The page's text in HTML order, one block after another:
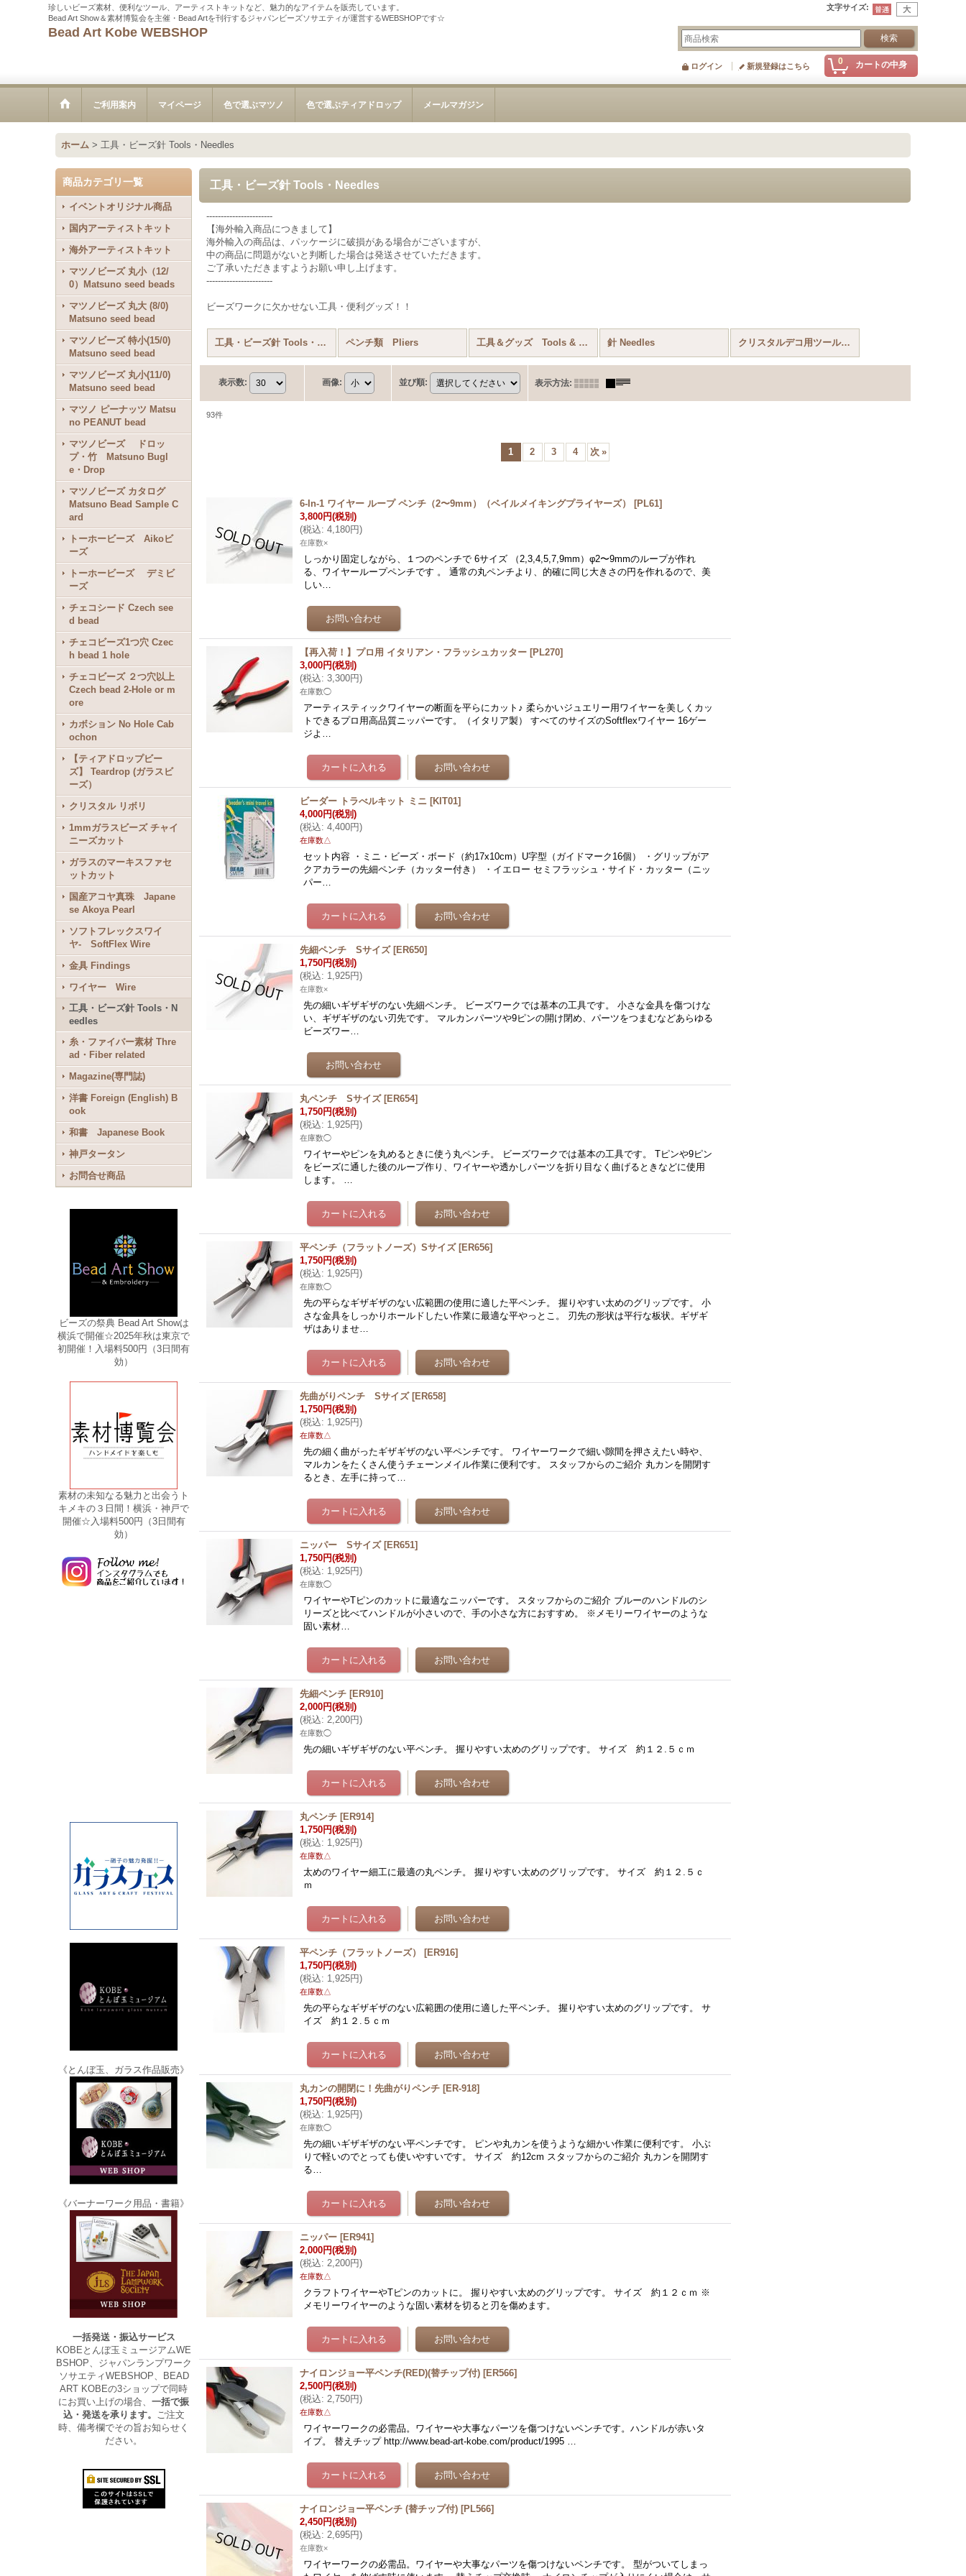
珍しいビーズ素材、便利なツール、アーティストキットなど、魅力的なアイテムを販売しています。
Bead Art Show＆素材博覧会を主催・Bead Artを刊行するジャパンビーズソサエティが運営するWEBSHOPです☆
文字サイズ:
Bead Art Kobe WEBSHOP
0 カートの中身
ログイン 新規登録はこちら
ご利用案内 マイページ 色で選ぶマツノ 色で選ぶティアドロップ メールマガジン
ホーム > 工具・ビーズ針 Tools・Needles
商品カテゴリ一覧
イベントオリジナル商品
国内アーティストキット
海外アーティストキット
マツノビーズ 丸小（12/
0）Matsuno seed beads
マツノビーズ 丸大 (8/0)
Matsuno seed bead
マツノビーズ 特小(15/0)
Matsuno seed bead
マツノビーズ 丸小(11/0)
Matsuno seed bead
マツノ ピーナッツ Matsu
no PEANUT bead
マツノビーズ ドロッ
プ・竹 Matsuno Bugl
e・Drop
マツノビーズ カタログ
Matsuno Bead Sample C
ard
トーホービーズ Aikoビ
ーズ
トーホービーズ デミビ
ーズ
チェコシード Czech see
d bead
チェコビーズ1つ穴 Czec
h bead 1 hole
チェコビーズ ２つ穴以上
Czech bead 2-Hole or m
ore
カボション No Hole Cab
ochon
【ティアドロップビー
ズ】 Teardrop (ガラスビ
ーズ）
クリスタル リボリ
1mmガラスビーズ チャイ
ニーズカット
ガラスのマーキスファセ
ットカット
国産アコヤ真珠 Japane
se Akoya Pearl
ソフトフレックスワイ
ヤ- SoftFlex Wire
金具 Findings
ワイヤー Wire
工具・ビーズ針 Tools・N
eedles
糸・ファイバー素材 Thre
ad・Fiber related
Magazine(専門誌)
洋書 Foreign (English) B
ook
和書 Japanese Book
神戸タータン
お問合せ商品
ビーズの祭典 Bead Art Showは
横浜で開催☆2025年秋は東京で
初開催！入場料500円（3日間有
効）
素材の未知なる魅力と出会うト
キメキの３日間！横浜・神戸で
開催☆入場料500円（3日間有
効）
《とんぼ玉、ガラス作品販売》
《バーナーワーク用品・書籍》
一括発送・振込サービス
KOBEとんぼ玉ミュージアムWE
BSHOP、ジャパンランプワーク
ソサエティWEBSHOP、BEAD
ART KOBEの3ショップで同時
にお買い上げの場合、一括で振
込・発送を承ります。 ご注文
時、備考欄でその旨お知らせく
ださい。
工具・ビーズ針 Tools・Needles
-----------------------
【海外輸入商品につきまして】
海外輸入の商品は、パッケージに破損がある場合がございますが、
中の商品に問題がないと判断した場合は発送させていただきます。
ご了承いただきますようお願い申し上げます。
-----------------------
ビーズワークに欠かせない工具・便利グッズ！！
工具・ビーズ針 Tools・Needles (全商品) ペンチ類 Pliers 工具＆グッズ Tools & Supplies 針 Needles クリスタルデコ用ツール Crystal Deco Supplies
表示数: 画像: 並び順: 表示方法:
93件
1 2 3 4 次 »
6-In-1 ワイヤー ループ ペンチ（2〜9mm）（ベイルメイキングプライヤーズ） [PL61]
3,800円(税別)
(税込: 4,180円)
在庫数×
しっかり固定しながら、１つのペンチで 6サイズ （2,3,4,5,7,9mm）φ2〜9mmのループが作れ
る、ワイヤーループペンチです 。 通常の丸ペンチより、的確に同じ大きさの円を作れるので、美
しい…
【再入荷！】プロ用 イタリアン・フラッシュカッター [PL270]
3,000円(税別)
(税込: 3,300円)
在庫数◯
アーティスティックワイヤーの断面を平らにカット♪ 柔らかいジュエリー用ワイヤーを美しくカッ
トできるプロ用高品質ニッパーです。（イタリア製） すべてのサイズのSoftflexワイヤー 16ゲー
ジよ…
ビーダー トラべルキット ミニ [KIT01]
4,000円(税別)
(税込: 4,400円)
在庫数△
セット内容 ・ミニ・ビーズ・ボード（約17x10cm）U字型（ガイドマーク16個） ・グリップがア
クアカラーの先細ペンチ（カッター付き） ・イエロー セミフラッシュ・サイド・カッター（ニッ
パー…
先細ペンチ Sサイズ [ER650]
1,750円(税別)
(税込: 1,925円)
在庫数×
先の細いギザギザのない先細ペンチ。 ビーズワークでは基本の工具です。 小さな金具を傷つけな
い、ギザギザのない刃先です。 マルカンパーツや9ピンの開け閉め、パーツをつまむなどあらゆる
ビーズワー…
丸ペンチ Sサイズ [ER654]
1,750円(税別)
(税込: 1,925円)
在庫数◯
ワイヤーやピンを丸めるときに使う丸ペンチ。 ビーズワークでは基本の工具です。 Tピンや9ピン
をビーズに通した後のループ作り、ワイヤーや透かしパーツを折り目なく曲げるときなどに使用
します。 …
平ペンチ（フラットノーズ）Sサイズ [ER656]
1,750円(税別)
(税込: 1,925円)
在庫数◯
先の平らなギザギザのない広範囲の使用に適した平ペンチ。 握りやすい太めのグリップです。 小
さな金具をしっかりホールドしたい作業に最適な平やっとこ。 刃先の形状は平行な板状。ギザギ
ザはありませ…
先曲がりペンチ Sサイズ [ER658]
1,750円(税別)
(税込: 1,925円)
在庫数△
先の細く曲がったギザギザのない平ペンチです。 ワイヤーワークで細い隙間を押さえたい時や、
マルカンをたくさん使うチェーンメイル作業に便利です。 スタッフからのご紹介 丸カンを開閉す
るとき、左手に持って…
ニッパー Sサイズ [ER651]
1,750円(税別)
(税込: 1,925円)
在庫数◯
ワイヤーやTピンのカットに最適なニッパーです。 スタッフからのご紹介 ブルーのハンドルのシ
リーズと比べてハンドルが小さいので、手の小さな方におすすめ。 ※メモリーワイヤーのような
固い素材…
先細ペンチ [ER910]
2,000円(税別)
(税込: 2,200円)
在庫数◯
先の細いギザギザのない平ペンチ。 握りやすい太めのグリップです。 サイズ 約１２.５ｃｍ
丸ペンチ [ER914]
1,750円(税別)
(税込: 1,925円)
在庫数△
太めのワイヤー細工に最適の丸ペンチ。 握りやすい太めのグリップです。 サイズ 約１２.５ｃ
ｍ
平ペンチ（フラットノーズ） [ER916]
1,750円(税別)
(税込: 1,925円)
在庫数△
先の平らなギザギザのない広範囲の使用に適した平ペンチ。 握りやすい太めのグリップです。 サ
イズ 約１２.５ｃｍ
丸カンの開閉に！先曲がりペンチ [ER-918]
1,750円(税別)
(税込: 1,925円)
在庫数◯
先の細いギザギザのない平ペンチです。 ピンや丸カンを使うような細かい作業に便利です。 小ぶ
りで軽いのでとっても使いやすいです。 サイズ 約12cm スタッフからのご紹介 丸カンを開閉す
る…
ニッパー [ER941]
2,000円(税別)
(税込: 2,200円)
在庫数△
クラフトワイヤーやTピンのカットに。 握りやすい太めのグリップです。 サイズ 約１２ｃｍ ※
メモリーワイヤーのような固い素材を切ると刃を傷めます。
ナイロンジョー平ペンチ(RED)(替チップ付) [ER566]
2,500円(税別)
(税込: 2,750円)
在庫数△
ワイヤーワークの必需品。ワイヤーや大事なパーツを傷つけないペンチです。ハンドルが赤いタ
イプ。 替えチップ http://www.bead-art-kobe.com/product/1995 …
ナイロンジョー平ペンチ (替チップ付) [PL566]
2,450円(税別)
(税込: 2,695円)
在庫数×
ワイヤーワークの必需品。ワイヤーや大事なパーツを傷つけないペンチです。 型がついてしまっ